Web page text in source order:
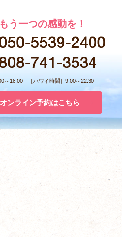
う一つの感動を！
～18:00 ［ハワイ時間］9:00～22:30
ンライン予約はこちら